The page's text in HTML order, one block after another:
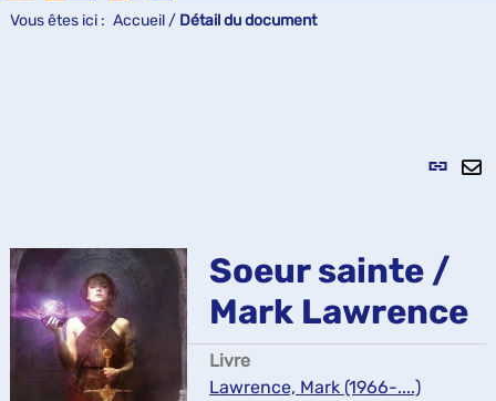
Vous êtes ici : Accueil / Détail du document
Lien
Soeur sainte /
Mark Lawrence
Livre
Lawrence, Mark (1966-....)